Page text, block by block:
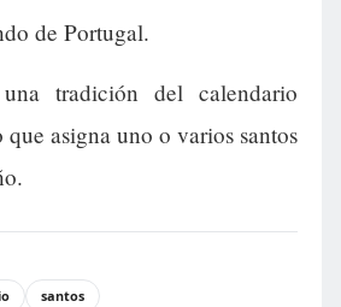
de Portugal.
tradición del calendario
asigna uno o varios santos
santos